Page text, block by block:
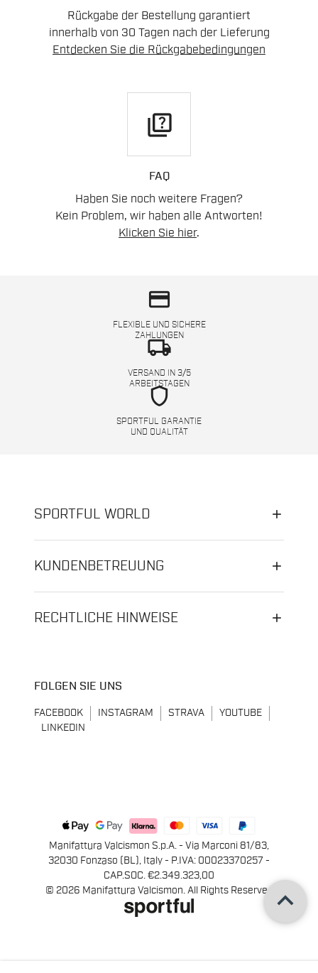
Rückgabe der Bestellung garantiert
innerhalb von 30 Tagen nach der Lieferung
Entdecken Sie die Rückgabebedingungen
quiz
FAQ
Haben Sie noch weitere Fragen?
Kein Problem, wir haben alle Antworten!
Klicken Sie hier.
credit_card
FLEXIBLE UND SICHERE
ZAHLUNGEN
local_shipping
VERSAND IN 3/5
ARBEITSTAGEN
shield
SPORTFUL GARANTIE
UND QUALITÄT
SPORTFUL WORLD
KUNDENBETREUUNG
RECHTLICHE HINWEISE
FOLGEN SIE UNS
FACEBOOK INSTAGRAM STRAVA
YOUTUBE
LINKEDIN
Manifattura Valcismon S.p.A. - Via Marconi 81/83,
32030 Fonzaso (BL), Italy - P.IVA: 00023370257 -
CAP.SOC. €2.349.323,00
© 2026 Manifattura Valcismon. All Rights Reserved
keyboard_arrow_up